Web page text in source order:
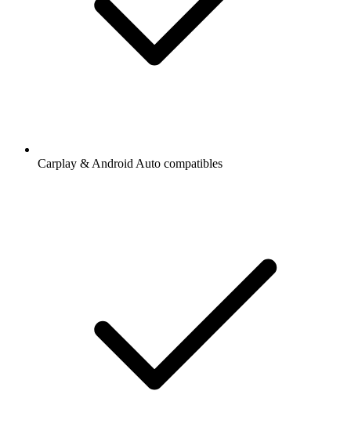
Carplay & Android Auto compatibles